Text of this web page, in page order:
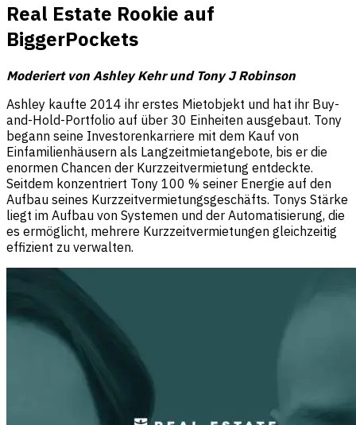
Real Estate Rookie auf
BiggerPockets
Moderiert von Ashley Kehr und Tony J Robinson
Ashley kaufte 2014 ihr erstes Mietobjekt und hat ihr Buy-
and-Hold-Portfolio auf über 30 Einheiten ausgebaut. Tony
begann seine Investorenkarriere mit dem Kauf von
Einfamilienhäusern als Langzeitmietangebote, bis er die
enormen Chancen der Kurzzeitvermietung entdeckte.
Seitdem konzentriert Tony 100 % seiner Energie auf den
Aufbau seines Kurzzeitvermietungsgeschäfts. Tonys Stärke
liegt im Aufbau von Systemen und der Automatisierung, die
es ermöglicht, mehrere Kurzzeitvermietungen gleichzeitig
effizient zu verwalten.